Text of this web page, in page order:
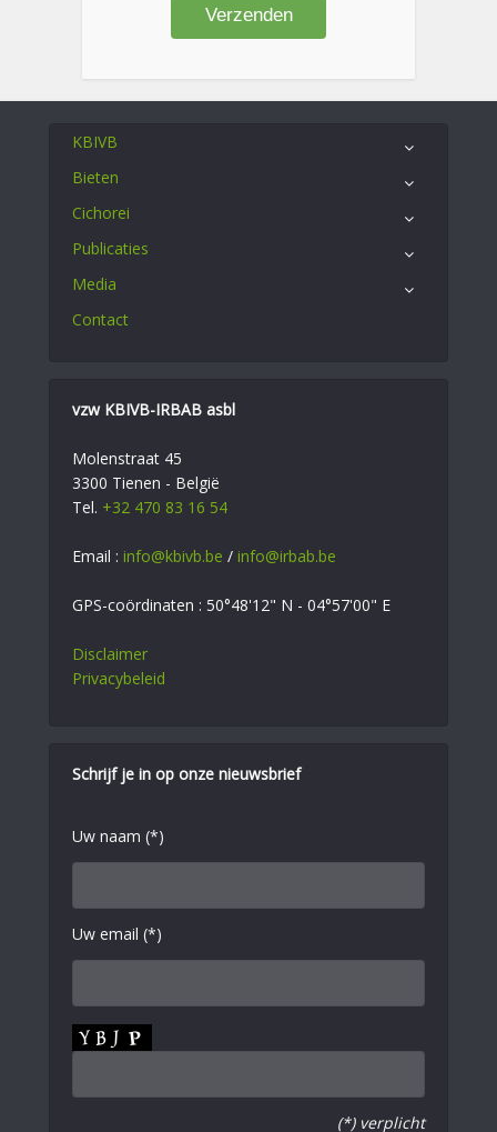
KBIVB
Bieten
Cichorei
Publicaties
Media
Contact
vzw KBIVB-IRBAB asbl
Molenstraat 45
3300 Tienen - België
Tel. +32 470 83 16 54
Email : info@kbivb.be / info@irbab.be
GPS-coördinaten : 50°48'12" N - 04°57'00" E
Disclaimer
Privacybeleid
Schrijf je in op onze nieuwsbrief
Uw naam (*)
Uw email (*)
(*) verplicht